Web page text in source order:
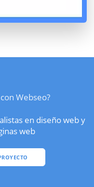
Webseo?
en diseño web y
web